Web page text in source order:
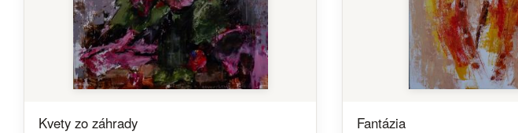
Kvety zo záhrady Fantázia